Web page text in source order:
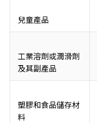
兒童產品
工業溶劑或潤滑劑
及其副產品
塑膠和食品儲存材
料